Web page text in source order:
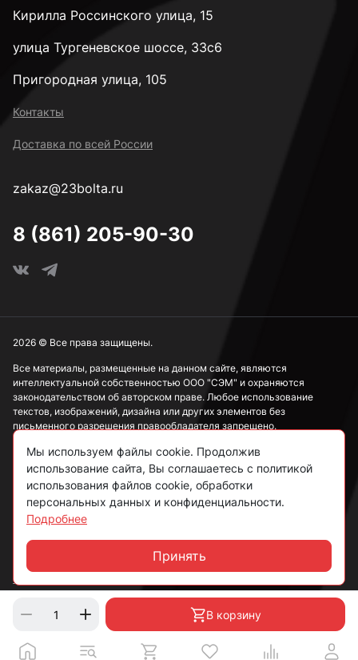
В корзину
Кирилла Россинского улица, 15
улица Тургеневское шоссе, 33с6
Пригородная улица, 105
Контакты
Доставка по всей России
zakaz@23bolta.ru
8 (861) 205-90-30
Все материалы, размещенные на данном сайте, являются
интеллектуальной собственностью ООО "СЭМ" и охраняются
законодательством об авторском праве. Любое использование
текстов, изображений, дизайна или других элементов без
письменного разрешения правообладателя запрещено.
Информация, представленная на сайте, носит исключительно
ознакомительный характер и не может рассматриваться как
публичная оферта в соответствии со ст. 437 ГК РФ.
Политика конфиденциальности
Согласие на обработку данных
Пользовательское соглашение
2026 © Все права защищены.
Мы используем файлы cookie. Продолжив
использование сайта, Вы соглашаетесь с политикой
использования файлов cookie, обработки
персональных данных и конфиденциальности.
Подробнее
Принять
Чат